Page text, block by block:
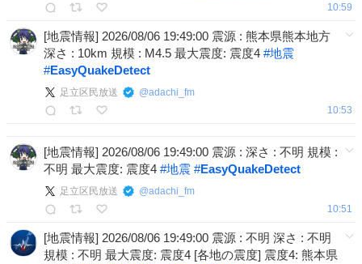
10:59
[地震情報] 2026/08/06 19:49:00 震源 : 熊本県熊本地方
深さ : 10km 規模 : M4.5 最大震度: 震度4 #地震
#EasyQuakeDetect
足立区民放送 @adachi_fm
10:53
[地震情報] 2026/08/06 19:49:00 震源 : 深さ : 不明 規模 :
不明 最大震度: 震度4 #地震 #EasyQuakeDetect
足立区民放送 @adachi_fm
10:51
[地震情報] 2026/08/06 19:49:00 震源 : 不明 深さ : 不明
規模 : 不明 最大震度: 震度4 [各地の震度] 震度4: 熊本県